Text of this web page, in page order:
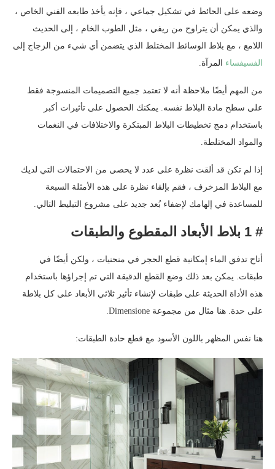
وضعه على الحائط في تشكيل جماعي ، فإنه يأخذ طابعه الفني الخاص ،
والذي يمكن أن يتراوح من ريفي ، مثل الطوب الخام ، إلى الحديث
اللامع ، مع بلاط الوسائط المختلط الذي يتضمن أي شيء من الزجاج إلى
الفسيفساء المرآة.
من المهم أيضًا ملاحظة أنه لا تعتمد جميع التصميمات المنسوجة فقط
على سطح مادة البلاط نفسه. يمكنك الحصول على تأثيرات أكبر
باستخدام دمج تخطيطات البلاط المبتكرة والاختلافات في النغمات
والمواد المختلطة.
إذا لم تكن قد ألقت نظرة على عدد لا يحصى من الاحتمالات التي لديك
مع البلاط المزخرف ، فقم بإلقاء نظرة على هذه الأمثلة السبعة
للمساعدة في إلهامك لإضفاء بُعد جديد على مشروع التبليط التالي.
# 1 بلاط الأبعاد المقطوع والطبقات
أتاح تدفق الماء إمكانية قطع الحجر في منحنيات ، ولكن أيضًا في
طبقات. يمكن بعد ذلك وضع القطع الدقيقة التي تم إجراؤها باستخدام
هذه الأداة الحديثة على طبقات لإنشاء تأثير ثلاثي الأبعاد على كل بلاطة
على حدة. هنا مثال من مجموعة Dimensione.
هنا نفس المظهر باللون الأسود مع قطع حادة الطبقات: